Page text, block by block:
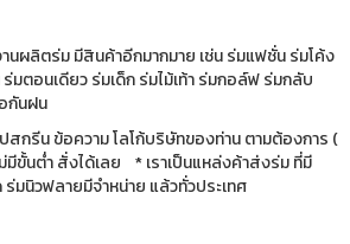
านผลิตร่ม มีสินค้าอีกมากมาย เช่น ร่มแฟชั่น ร่มโค้ง
ตอนเดียว ร่มเด็ก ร่มไม้เท้า ร่มกอล์ฟ ร่มกลับ
กันฝน
สกรีน ข้อความ โลโก้บริษัทของท่าน ตามต้องการ (
ขั้นต่ำ สั่งได้เลย * เราเป็นแหล่งค้าส่งร่ม ที่มี
มนิวฟลายมีจำหน่าย แล้วทั่วประเทศ